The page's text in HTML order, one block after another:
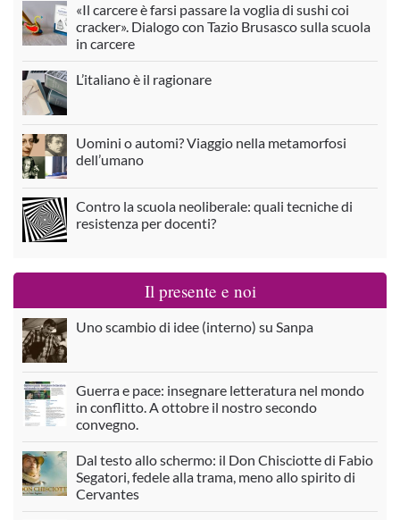
«Il carcere è farsi passare la voglia di sushi coi
cracker». Dialogo con Tazio Brusasco sulla scuola
in carcere
L’italiano è il ragionare
Uomini o automi? Viaggio nella metamorfosi
dell’umano
Contro la scuola neoliberale: quali tecniche di
resistenza per docenti?
Il presente e noi
Uno scambio di idee (interno) su Sanpa
Guerra e pace: insegnare letteratura nel mondo
in conflitto. A ottobre il nostro secondo
convegno.
Dal testo allo schermo: il Don Chisciotte di Fabio
Segatori, fedele alla trama, meno allo spirito di
Cervantes